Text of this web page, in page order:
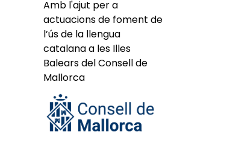
Amb l'ajut per a
actuacions de foment de
l’ús de la llengua
catalana a les Illes
Balears del Consell de
Mallorca